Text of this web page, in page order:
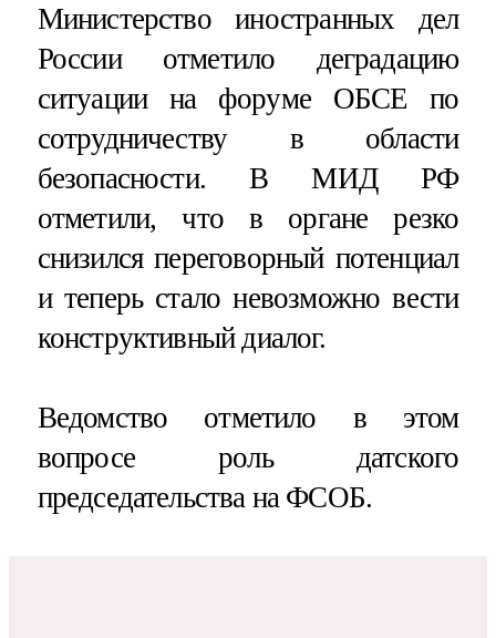
Министерство иностранных дел
России отметило деградацию
ситуации на форуме ОБСЕ по
сотрудничеству в области
безопасности. В МИД РФ
отметили, что в органе резко
снизился переговорный потенциал
и теперь стало невозможно вести
конструктивный диалог.
Ведомство отметило в этом
вопросе роль датского
председательства на ФСОБ.